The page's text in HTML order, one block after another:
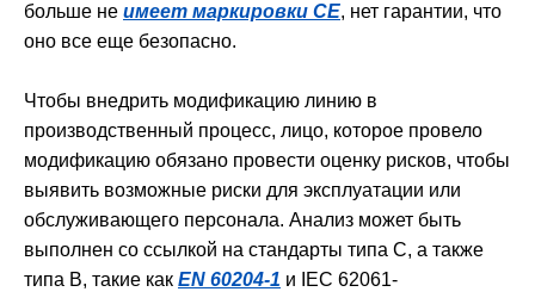
больше не имеет маркировки CE, нет гарантии, что
оно все еще безопасно.
Чтобы внедрить модификацию линию в
производственный процесс, лицо, которое провело
модификацию обязано провести оценку рисков, чтобы
выявить возможные риски для эксплуатации или
обслуживающего персонала. Анализ может быть
выполнен со ссылкой на стандарты типа C, а также
типа B, такие как EN 60204-1 и IEC 62061-